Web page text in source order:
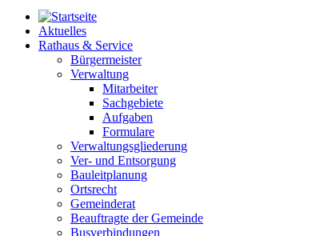
Aktuelles
Rathaus & Service
Bürgermeister
Verwaltung
Mitarbeiter
Sachgebiete
Aufgaben
Formulare
Verwaltungsgliederung
Ver- und Entsorgung
Bauleitplanung
Ortsrecht
Gemeinderat
Beauftragte der Gemeinde
Busverbindungen